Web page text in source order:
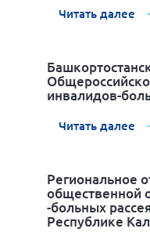
Читать далее
инвалидов-
Читать далее
Региональное
общественной
-больных
Республике